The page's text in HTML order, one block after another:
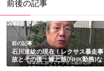
前後の記事
前の記事
石川達紘の現在！レクサス暴走事
故とその後・嫁と娘(NHK勤務)な
ど総まとめ